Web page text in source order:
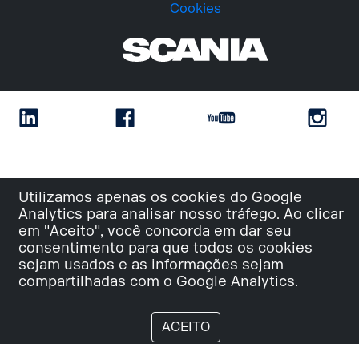
Utilizamos apenas os cookies do Google
Analytics para analisar nosso tráfego. Ao clicar
em "Aceito", você concorda em dar seu
consentimento para que todos os cookies
sejam usados e as informações sejam
compartilhadas com o Google Analytics.
ACEITO
Cookies